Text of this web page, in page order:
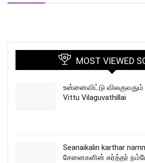
MOST VIEWED
உன்னைவிட்டு
Vittu Vilaguvathillai
Seanaikalin karthar
சேனைகளின் கர்த்தர்